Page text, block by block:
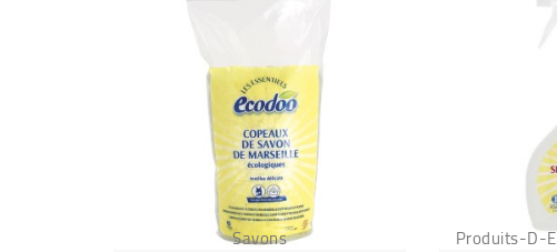
Savons Produits-D-